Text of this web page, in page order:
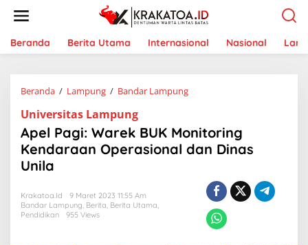
t
Beranda Berita Utama Internasional Nasional
Beranda / Lampung / Bandar Lampung
l
P
a
Universitas Lampung
Apel Pagi: Warek BUK Monitoring
Kendaraan Operasional dan Dinas
Unila
Krakatoa.id
9 Maret 2023 11:55 Am
Bandar Lampung, Berita, Berita Utama,
Pendidikan
955 Views